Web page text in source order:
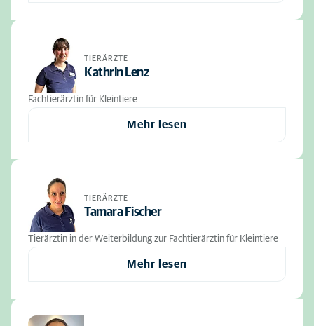
TIERÄRZTE
Kathrin Lenz
Fachtierärztin für Kleintiere
Mehr lesen
TIERÄRZTE
Tamara Fischer
Tierärztin in der Weiterbildung zur Fachtierärztin für Kleintiere
Mehr lesen